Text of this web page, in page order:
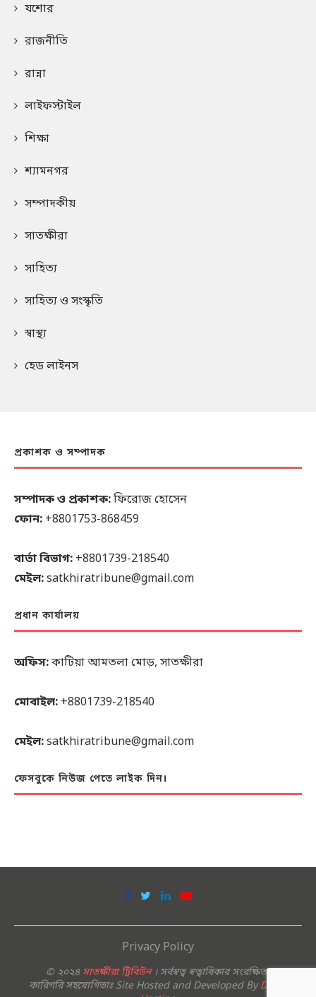
যশোর
রাজনীতি
রান্না
লাইফস্টাইল
শিক্ষা
শ্যামনগর
সম্পাদকীয়
সাতক্ষীরা
সাহিত্য
সাহিত্য ও সংস্কৃতি
স্বাস্থ্য
হেড লাইনস
প্রকাশক ও সম্পাদক
সম্পাদক ও প্রকাশক:ফিরোজ হোসেন
ফোন: +8801753-868459
বার্তা বিভাগ: +8801739-218540
মেইল:satkhiratribune@gmail.com
প্রধান কার্যালয়
অফিস:কাটিয়া আমতলা মোড়, সাতক্ষীরা
মোবাইল: +8801739-218540
মেইল:satkhiratribune@gmail.com
ফেসবুকে নিউজ পেতে লাইক দিন।
Privacy Policy
© ২০২৪ সাতক্ষীরা ট্রিবিউন। সর্বস্বত্ব স্বত্বাধিকার সংরক্ষিত।
কারিগরি সহযোগিতাঃ Site Hosted and Developed ByDeshi